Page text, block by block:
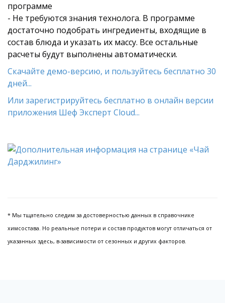
программе
- Не требуются знания технолога. В программе
достаточно подобрать ингредиенты, входящие в
состав блюда и указать их массу. Все остальные
расчеты будут выполнены автоматически.
Скачайте демо-версию, и пользуйтесь бесплатно 30
дней...
Или зарегистрируйтесь бесплатно в онлайн версии
приложения Шеф Эксперт Cloud...
* Мы тщательно следим за достоверностью данных в справочнике
химсостава. Но реальные потери и состав продуктов могут отличаться от
указанных здесь, в-зависимости от сезонных и других факторов.